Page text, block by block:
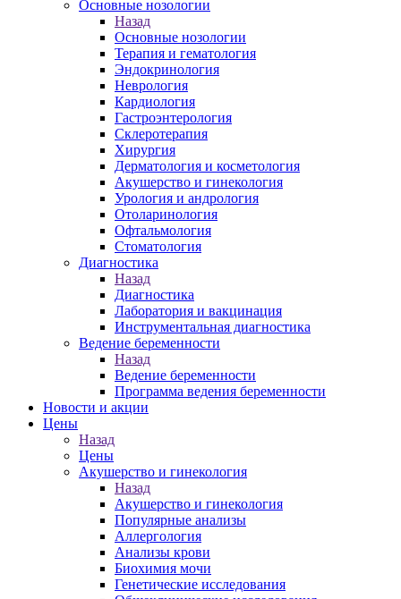
Основные нозологии
Назад
Основные нозологии
Терапия и гематология
Эндокринология
Неврология
Кардиология
Гастроэнтерология
Склеротерапия
Хирургия
Дерматология и косметология
Акушерство и гинекология
Урология и андрология
Отоларинология
Офтальмология
Стоматология
Диагностика
Назад
Диагностика
Лаборатория и вакцинация
Инструментальная диагностика
Ведение беременности
Назад
Ведение беременности
Программа ведения беременности
Новости и акции
Цены
Назад
Цены
Акушерство и гинекология
Назад
Акушерство и гинекология
Популярные анализы
Аллергология
Анализы крови
Биохимия мочи
Генетические исследования